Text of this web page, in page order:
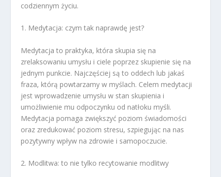
codziennym życiu.
1. Medytacja: czym tak naprawdę jest?
Medytacja to praktyka, która skupia się na
zrelaksowaniu umysłu i ciele poprzez skupienie się na
jednym punkcie. Najczęściej są to oddech lub jakaś
fraza, którą powtarzamy w myślach. Celem medytacji
jest wprowadzenie umysłu w stan skupienia i
umożliwienie mu odpoczynku od natłoku myśli.
Medytacja pomaga zwiększyć poziom świadomości
oraz zredukować poziom stresu, szpiegując na nas
pozytywny wpływ na zdrowie i samopoczucie.
2. Modlitwa: to nie tylko recytowanie modlitwy